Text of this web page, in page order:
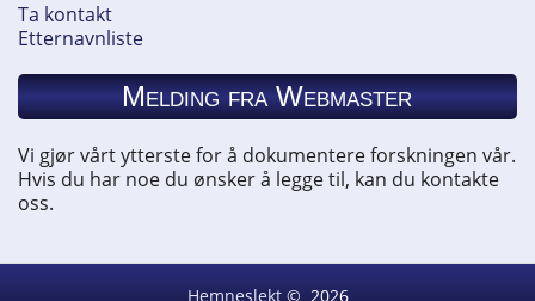
Ta kontakt
Etternavnliste
Melding fra Webmaster
Vi gjør vårt ytterste for å dokumentere forskningen vår.
Hvis du har noe du ønsker å legge til, kan du kontakte
oss.
Hemneslekt© 2026